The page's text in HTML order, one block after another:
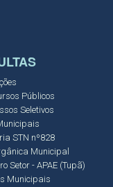
Públicos
Seletivos
STN nº828
Municipal
Setor - APAE (Tupã)
Municipais